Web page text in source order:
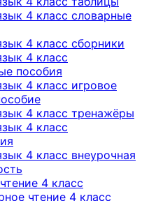
4 класс словарные
4 класс сборники
4 класс
пособия
4 класс игровое
4 класс тренажёры
4 класс
4 класс внеурочная
4 класс
чтение 4 класс